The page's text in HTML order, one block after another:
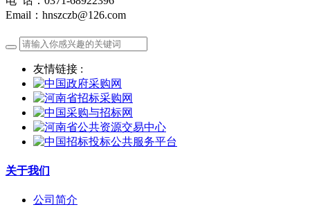
Email：hnszczb@126.com
友情链接 :
关于我们
公司简介